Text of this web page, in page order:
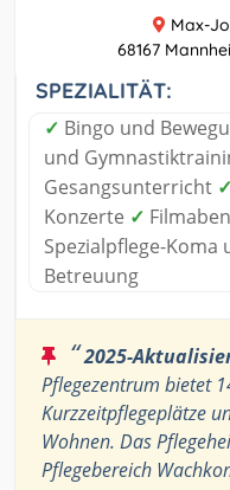
Max-
68167
SPEZIALITÄT:
✓ Bingo und
und
Gesangsunterricht ✓
Konzerte ✓
Spezialpflege-Koma
Betreuung
“2025-
Pflegezentrum bietet
Kurzzeitpflegeplätze
Wohnen. Das
Pflegebereich